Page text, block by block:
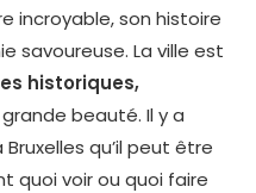
incroyable, son histoire
savoureuse. La ville est
historiques,
beauté. Il y a
qu’il peut être
quoi voir ou quoi faire